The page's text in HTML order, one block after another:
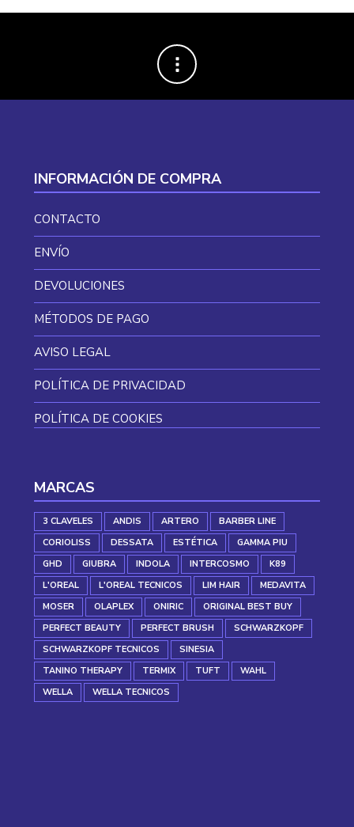
INFORMACIÓN DE COMPRA
CONTACTO
ENVÍO
DEVOLUCIONES
MÉTODOS DE PAGO
AVISO LEGAL
POLÍTICA DE PRIVACIDAD
POLÍTICA DE COOKIES
MARCAS
3 CLAVELES ANDIS ARTERO
BARBER LINE
CORIOLISS
DESSATA ESTÉTICA
GAMMA PIU
GHD
GIUBRA INDOLA INTERCOSMO
K89
L'OREAL
L'OREAL TECNICOS LIM HAIR
MEDAVITA
MOSER
OLAPLEX ONIRIC
ORIGINAL BEST BUY
PERFECT BEAUTY
PERFECT BRUSH
SCHWARZKOPF
SCHWARZKOPF TECNICOS
SINESIA
TANINO THERAPY
TERMIX TUFT
WAHL
WELLA
WELLA TECNICOS